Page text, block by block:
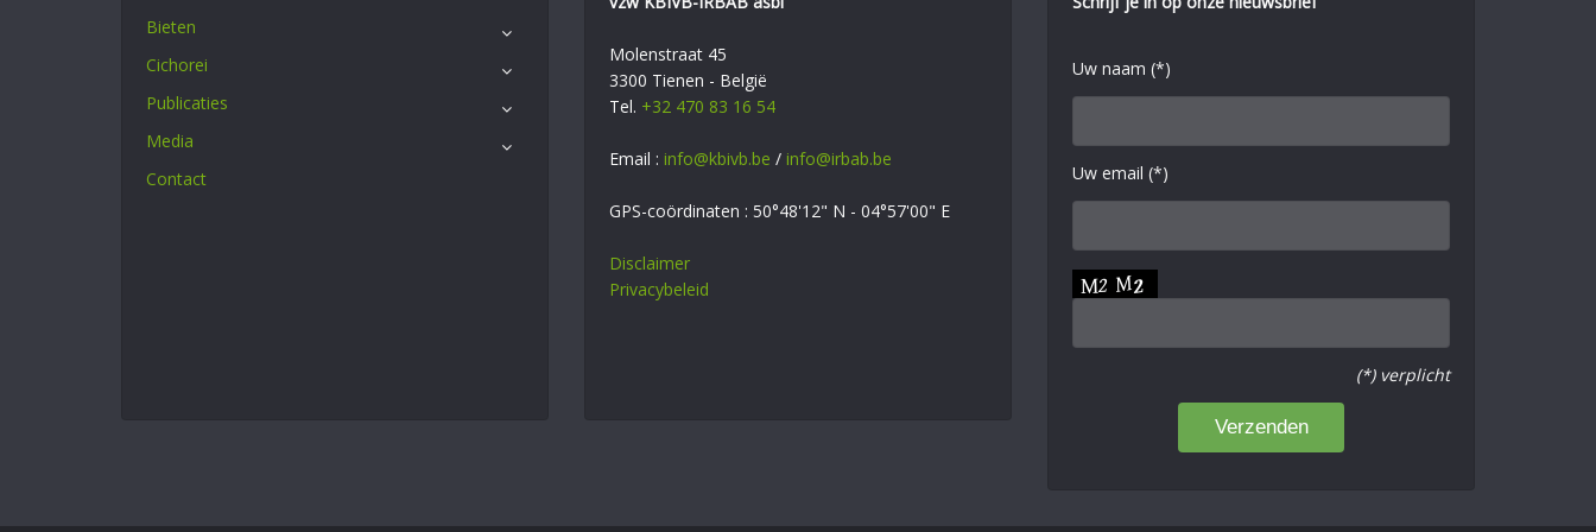
Bieten
Cichorei
Publicaties
Media
Contact
Molenstraat 45
3300 Tienen - België
Tel. +32 470 83 16 54
Email : info@kbivb.be / info@irbab.be
GPS-coördinaten : 50°48'12" N - 04°57'00" E
Disclaimer
Privacybeleid
Uw naam (*)
Uw email (*)
(*) verplicht